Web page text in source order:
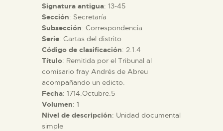
PREPARAR LA VISITA
ACTIVIDADES
█
EL MUSEO
Signatura antigua: 13-45
Sección: Secretaría
Subsección: Correspondencia
Serie: Cartas del distrito
Código de clasificación: 2.1.4
Título: Remitida por el Tribunal al
comisario fray Andrés de Abreu
acompañando un edicto.
Fecha: 1714.Octubre.5
Volumen: 1
Nivel de descripción: Unidad documental
simple